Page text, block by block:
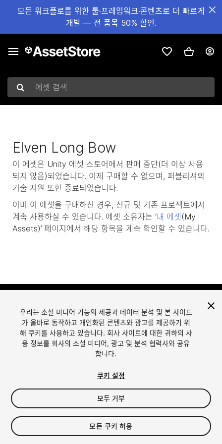
모든 워크플로를 위한 툴·프레임워크·콘텐츠로 더 빠르게
개발 — 전 품목 50% 할인.
에셋 검색
Elven Long Bow
이 에셋은 Unity 에셋 스토어에서 판매 중단(더 이상 사용
되지 않음)되었습니다. 이제 구매할 수 없으며, 퍼블리셔의
기술 지원 또한 종료되었습니다.
이미 이 에셋을 구매하신 경우, 신규 및 기존 프로젝트에서
계속 사용하실 수 있습니다. 에셋 소유자는 ‘내 에셋 (My
Assets)’ 페이지에서 해당 항목을 계속 확인할 수 있습니다.
한국어
日本語
Unity에서 에셋 판매
Sell Assets
에셋 스토어 툴
퍼블리셔 로그인
자주 묻는 질문
우리는 소셜 미디어 기능의 제공과 데이터 분석 및 본 사이트
가 올바로 동작하고 개인화된 콘텐츠와 광고를 제공하기 위
해 쿠키를 사용하고 있습니다. 회사 사이트에 대한 귀하의 사
용 정보를 회사의 소셜 미디어, 광고 및 분석 협력사와 공유
합니다.
쿠키 설정
모두 거부
모든 쿠키 허용